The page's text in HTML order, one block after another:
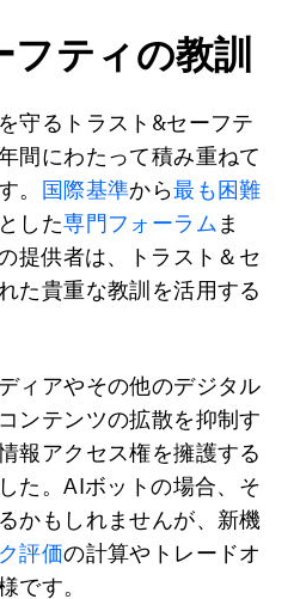
ティの教訓
守るトラスト&セーフテ
間にわたって積み重ねて
。
国際基準から最も困難
した専門フォーラム ま
提供者は、トラスト＆セ
た貴重な教訓を活用する
ィアやその他のデジタル
ンテンツの拡散を抑制す
報アクセス権を擁護する
た。AIボットの場合、そ
かもしれませんが、新機
評価の計算やトレードオ
です。